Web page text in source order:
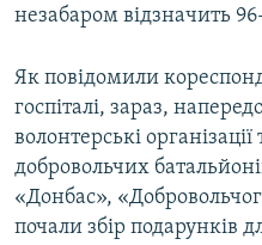
незабаром відзначить
Як повідомили
госпіталі, зараз,
волонтерські
добровольчих
«Донбас»,
почали збір подарунків